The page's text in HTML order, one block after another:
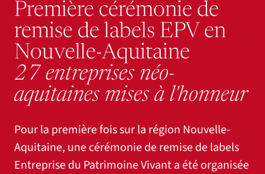
Première cérémonie de
remise de labels EPV en
Nouvelle-Aquitaine
27 entreprises néo-
aquitaines mises à l'honneur
Pour la première fois sur la région Nouvelle-
Aquitaine, une cérémonie de remise de labels
Entreprise du Patrimoine Vivant a été organisée